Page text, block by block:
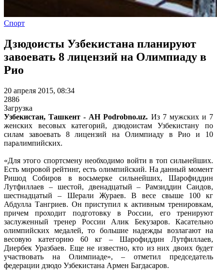
Спорт
Дзюдоисты Узбекистана планируют
завоевать 8 лицензий на Олимпиаду в
Рио
20 апреля 2015, 08:34
2886
Загрузка
Узбекистан, Ташкент - АН Podrobno.uz. Из 7 мужских и 7
женских весовых категорий, дзюдоистам Узбекистану по
силам завоевать 8 лицензий на Олимпиаду в Рио и 10
паралимпийских.
«Для этого спортсмену необходимо войти в топ сильнейших.
Есть мировой рейтинг, есть олимпийский. На данный момент
Ришод Собиров в восьмерке сильнейших, Шарофиддин
Лутфиллаев – шестой, двенадцатый – Рамзиддин Саидов,
шестнадцатый – Шерали Жураев. В весе свыше 100 кг
Абдулла Тангриев. Он приступил к активным тренировкам,
причем проходит подготовку в России, его тренируют
заслуженный тренер России Алик Бекузаров. Касательно
олимпийских медалей, то большие надежды возлагают на
весовую категорию 60 кг – Шарофиддин Лутфиллаев,
Диербек Уразбаев. Еще не известно, кто из них двоих будет
участвовать на Олимпиаде», – отметил председатель
федерации дзюдо Узбекистана Армен Багдасаров.